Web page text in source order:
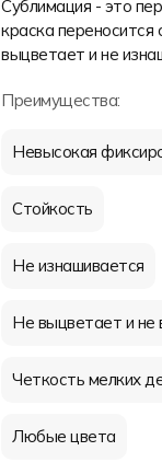
Сублимация - это
краска переносится
выцветает и не
Преимущества:
Невысокая
Стойкость
Не изнашивается
Не выцветает и не
Четкость мелких
Любые цвета